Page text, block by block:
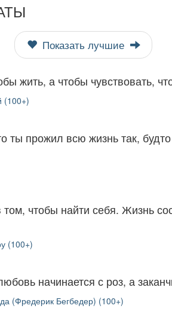
Показать лучшие
жить, а чтобы чувствовать,
(100+)
ты прожил всю жизнь так,
чтобы найти себя. Жизнь
(100+)
начинается с роз, а
(Фредерик Бегбедер) (100+)